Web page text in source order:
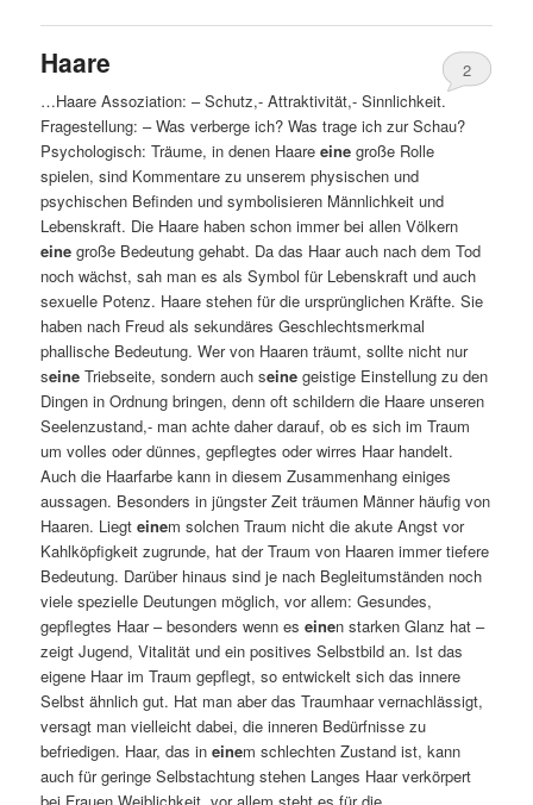
Haare
2
…Haare Assoziation: – Schutz,- Attraktivität,- Sinnlichkeit.
Fragestellung: – Was verberge ich? Was trage ich zur Schau?
Psychologisch: Träume, in denen Haareeine große Rolle
spielen, sind Kommentare zu unserem physischen und
psychischen Befinden und symbolisieren Männlichkeit und
Lebenskraft. Die Haare haben schon immer bei allen Völkern
eine große Bedeutung gehabt. Da das Haar auch nach dem Tod
noch wächst, sah man es als Symbol für Lebenskraft und auch
sexuelle Potenz. Haare stehen für die ursprünglichen Kräfte. Sie
haben nach Freud als sekundäres Geschlechtsmerkmal
phallische Bedeutung. Wer von Haaren träumt, sollte nicht nur
seine Triebseite, sondern auch seine geistige Einstellung zu den
Dingen in Ordnung bringen, denn oft schildern die Haare unseren
Seelenzustand,- man achte daher darauf, ob es sich im Traum
um volles oder dünnes, gepflegtes oder wirres Haar handelt.
Auch die Haarfarbe kann in diesem Zusammenhang einiges
aussagen. Besonders in jüngster Zeit träumen Männer häufig von
Haaren. Liegteinem solchen Traum nicht die akute Angst vor
Kahlköpfigkeit zugrunde, hat der Traum von Haaren immer tiefere
Bedeutung. Darüber hinaus sind je nach Begleitumständen noch
viele spezielle Deutungen möglich, vor allem: Gesundes,
gepflegtes Haar – besonders wenn eseinen starken Glanz hat –
zeigt Jugend, Vitalität und ein positives Selbstbild an. Ist das
eigene Haar im Traum gepflegt, so entwickelt sich das innere
Selbst ähnlich gut. Hat man aber das Traumhaar vernachlässigt,
versagt man vielleicht dabei, die inneren Bedürfnisse zu
befriedigen. Haar, das ineinem schlechten Zustand ist, kann
auch für geringe Selbstachtung stehen Langes Haar verkörpert